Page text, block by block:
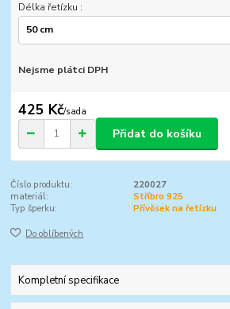
Délka řetízku :
Nejsme plátci DPH
425 Kč/sada
Přidat do košíku
Číslo produktu:
220027
materiál:
Stříbro 925
Typ šperku:
Přívěsek na řetízku
Do oblíbených
Kompletní specifikace